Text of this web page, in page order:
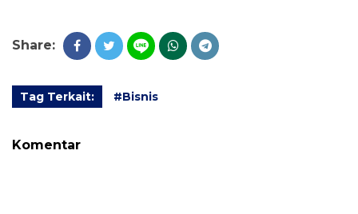
Share:
Tag Terkait: #Bisnis
Komentar